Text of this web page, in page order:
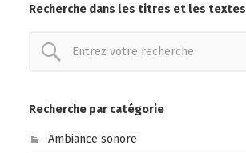
Recherche dans les titres et les textes
Recherche par catégorie
Ambiance sonore